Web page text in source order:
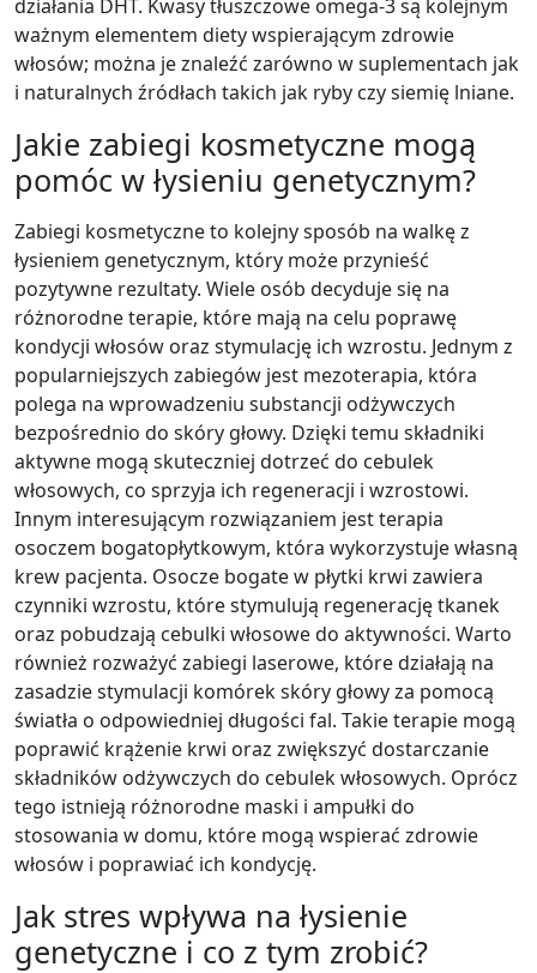
działania DHT. Kwasy tłuszczowe omega-3 są kolejnym
ważnym elementem diety wspierającym zdrowie
włosów; można je znaleźć zarówno w suplementach jak
i naturalnych źródłach takich jak ryby czy siemię lniane.
Jakie zabiegi kosmetyczne mogą
pomóc w łysieniu genetycznym?
Zabiegi kosmetyczne to kolejny sposób na walkę z
łysieniem genetycznym, który może przynieść
pozytywne rezultaty. Wiele osób decyduje się na
różnorodne terapie, które mają na celu poprawę
kondycji włosów oraz stymulację ich wzrostu. Jednym z
popularniejszych zabiegów jest mezoterapia, która
polega na wprowadzeniu substancji odżywczych
bezpośrednio do skóry głowy. Dzięki temu składniki
aktywne mogą skuteczniej dotrzeć do cebulek
włosowych, co sprzyja ich regeneracji i wzrostowi.
Innym interesującym rozwiązaniem jest terapia
osoczem bogatopłytkowym, która wykorzystuje własną
krew pacjenta. Osocze bogate w płytki krwi zawiera
czynniki wzrostu, które stymulują regenerację tkanek
oraz pobudzają cebulki włosowe do aktywności. Warto
również rozważyć zabiegi laserowe, które działają na
zasadzie stymulacji komórek skóry głowy za pomocą
światła o odpowiedniej długości fal. Takie terapie mogą
poprawić krążenie krwi oraz zwiększyć dostarczanie
składników odżywczych do cebulek włosowych. Oprócz
tego istnieją różnorodne maski i ampułki do
stosowania w domu, które mogą wspierać zdrowie
włosów i poprawiać ich kondycję.
Jak stres wpływa na łysienie
genetyczne i co z tym zrobić?